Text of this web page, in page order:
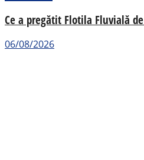
Ce a pregătit Flotila Fluvială
06/08/2026